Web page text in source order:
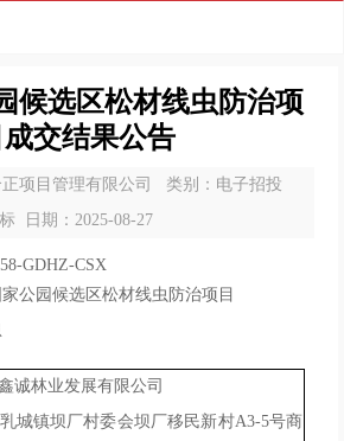
候选区松材线虫防治项
成交结果公告
项目管理有限公司 类别：电子招投
标 日期：2025-08-27
GDHZ-CSX
公园候选区松材线虫防治项目
诚林业发展有限公司
城镇坝厂村委会坝厂移民新村A3-5号商